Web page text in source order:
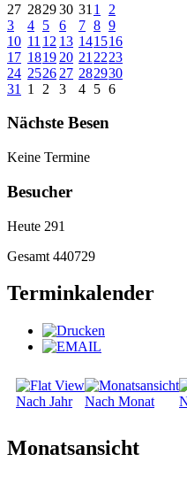
27 282930 31 1
2
3
4 5 6 7 8 9
10 11 12 13 141516
17 1819 20 21 2223
24 2526 27 282930
31
1 2 3 4 5 6
Nächste Besen
Keine Termine
Besucher
Heute 291
Gesamt 440729
Terminkalender
Nach Jahr Nach Monat
Monatsansicht